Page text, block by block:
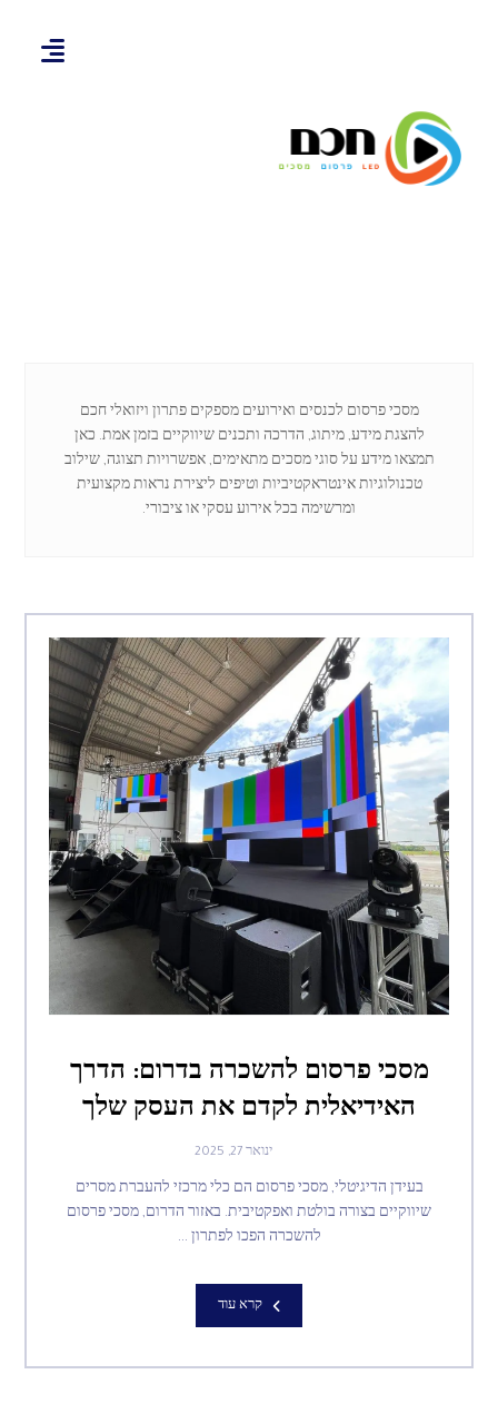
מסכי פרסום לכנסים ואירועים מספקים פתרון ויזואלי חכם
להצגת מידע, מיתוג, הדרכה ותכנים שיווקיים בזמן אמת. כאן
תמצאו מידע על סוגי מסכים מתאימים, אפשרויות תצוגה, שילוב
טכנולוגיות אינטראקטיביות וטיפים ליצירת נראות מקצועית
ומרשימה בכל אירוע עסקי או ציבורי.
מסכי פרסום להשכרה בדרום: הדרך
האידיאלית לקדם את העסק שלך
ינואר 27, 2025
בעידן הדיגיטלי, מסכי פרסום הם כלי מרכזי להעברת מסרים
שיווקיים בצורה בולטת ואפקטיבית. באזור הדרום, מסכי פרסום
להשכרה הפכו לפתרון ...
קרא עוד